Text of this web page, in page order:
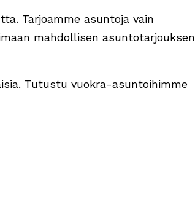
Tarjoamme asuntoja vain
mahdollisen asuntotarjouksen
Tutustu vuokra-asuntoihimme